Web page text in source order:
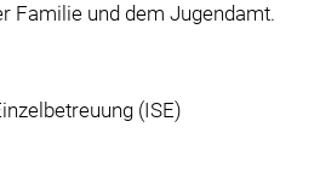
Familie und dem Jugendamt.
(ISE)